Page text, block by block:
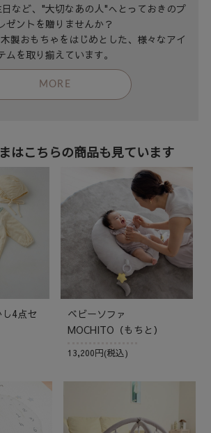
など、"大切なあの人"へとっておきのプ
ゼントを贈りませんか？
製おもちゃをはじめとした、様々なアイ
ムを取り揃えています。
MORE
はこちらの商品も見ています
4点セ
ベビーソファ
MOCHITO（もちと）
13,200円(税込)